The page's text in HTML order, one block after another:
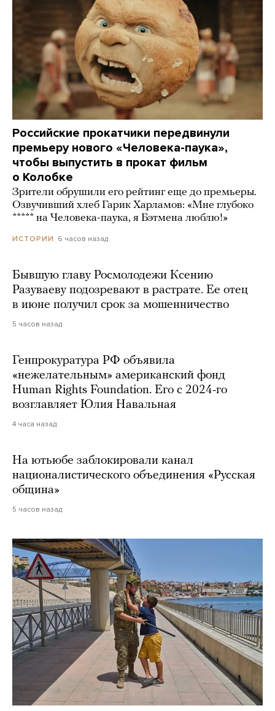
Российские прокатчики передвинули
премьеру нового «Человека-паука»,
чтобы выпустить в прокат фильм
о Колобке
Зрители обрушили его рейтинг еще до премьеры.
Озвучивший хлеб Гарик Харламов: «Мне глубоко
***** на Человека-паука, я Бэтмена люблю!»
ИСТОРИИ 6 часов назад
Бывшую главу Росмолодежи Ксению
Разуваеву подозревают в растрате. Ее отец
в июне получил срок за мошенничество
5 часов назад
Генпрокуратура РФ объявила
«нежелательным» американский фонд
Human Rights Foundation. Его с 2024-го
возглавляет Юлия Навальная
4 часа назад
На ютьюбе заблокировали канал
националистического объединения «Русская
община»
5 часов назад